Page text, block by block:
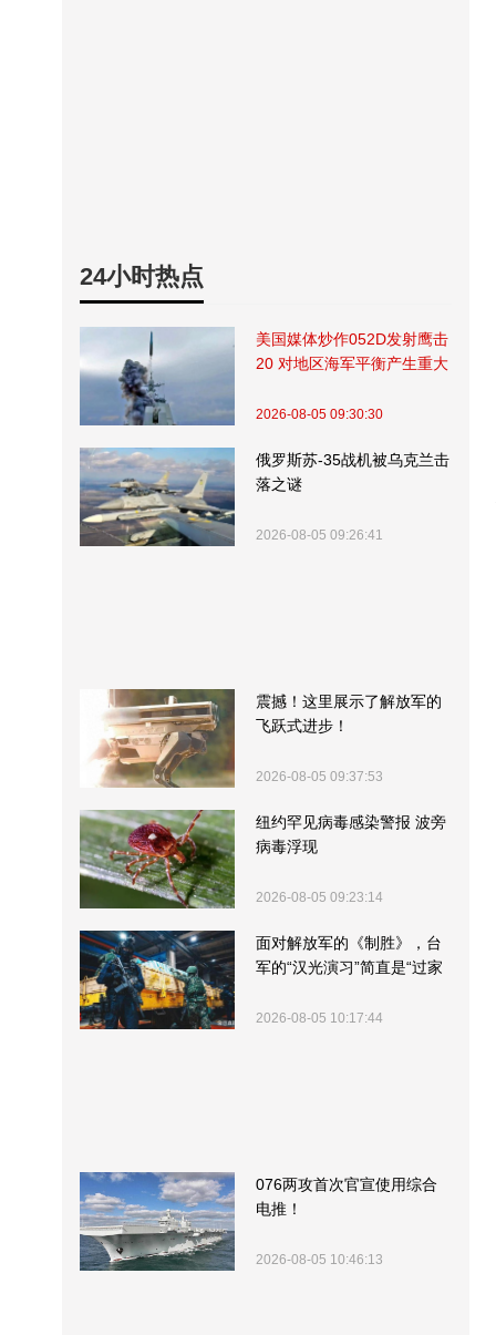
24小时热点
美国媒体炒作052D发射鹰击
20 对地区海军平衡产生重大
2026-08-05 09:30:30
俄罗斯苏-35战机被乌克兰击
落之谜
2026-08-05 09:26:41
震撼！这里展示了解放军的
飞跃式进步！
2026-08-05 09:37:53
纽约罕见病毒感染警报 波旁
病毒浮现
2026-08-05 09:23:14
面对解放军的《制胜》，台
军的“汉光演习”简直是“过家
2026-08-05 10:17:44
076两攻首次官宣使用综合
电推！
2026-08-05 10:46:13